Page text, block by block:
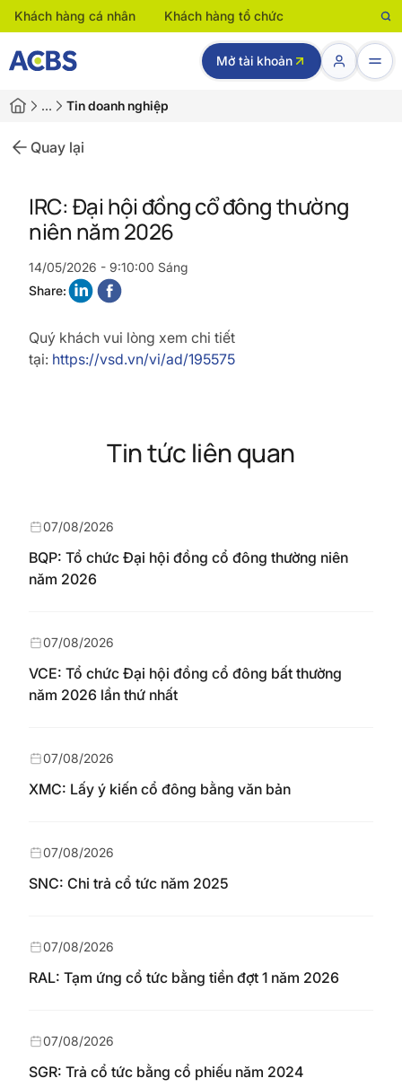
Khách hàng cá nhân Khách hàng tổ chức
Mở tài khoản
… Tin doanh nghiệp
Quay lại
IRC: Đại hội đồng cổ đông thường
niên năm 2026
14/05/2026 - 9:10:00 Sáng
Share:
Quý khách vui lòng xem chi tiết
tại: https://vsd.vn/vi/ad/195575
Tin tức liên quan
BQP: Tổ chức Đại hội đồng cổ đông thường niên
năm 2026
07/08/2026
VCE: Tổ chức Đại hội đồng cổ đông bất thường
năm 2026 lần thứ nhất
07/08/2026
XMC: Lấy ý kiến cổ đông bằng văn bản
07/08/2026
SNC: Chi trả cổ tức năm 2025
07/08/2026
RAL: Tạm ứng cổ tức bằng tiền đợt 1 năm 2026
07/08/2026
SGR: Trả cổ tức bằng cổ phiếu năm 2024
07/08/2026